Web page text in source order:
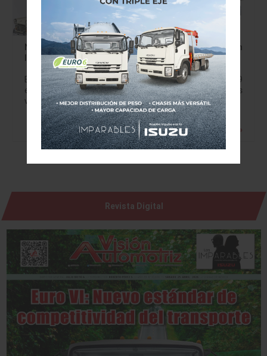
Nissan se une a las festividades de la 31ª Convención
Internacional de Autos Z
El Datsun 240Z original hizo su debut en el otoño de 1969
e inmediatamente marcó la pauta del mundo de los
vehículos deportivos. A casi año de cumplir su 50…
Leer más »
Revista Digital